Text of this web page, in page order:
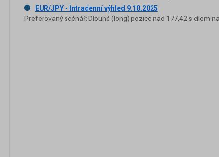
EUR/JPY - Intradenní výhled 9.10.2025
Preferovaný scénář: Dlouhé (long) pozice nad 177,42 s cílem